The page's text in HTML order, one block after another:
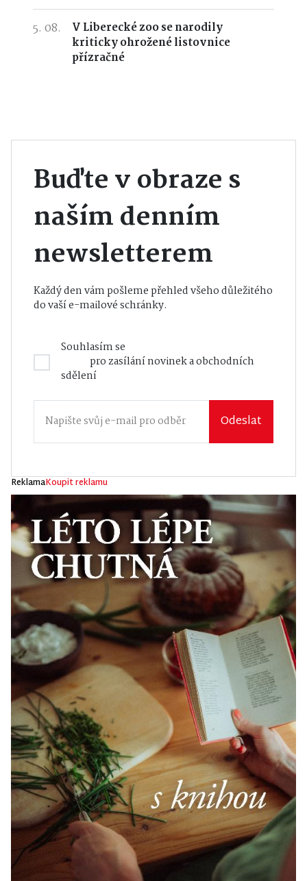
5. 08.
V Liberecké zoo se narodily
kriticky ohrožené listovnice
přízračné
Buďte v obraze s
naším denním
newsletterem
Každý den vám pošleme přehled všeho důležitého
do vaší e-mailové schránky.
Souhlasím se
pro zasílání novinek a obchodních
sdělení
Odeslat
ReklamaKoupit reklamu